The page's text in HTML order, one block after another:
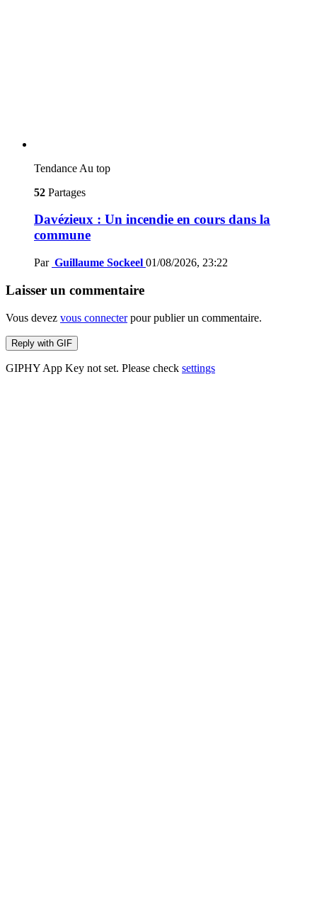
Tendance Au top
52 Partages
Davézieux : Un incendie en cours dans la
commune
Par Guillaume Sockeel 01/08/2026, 23:22
Laisser un commentaire
Vous devez vous connecterpour publier un commentaire.
Reply with GIF
GIPHY App Key not set. Please check settings